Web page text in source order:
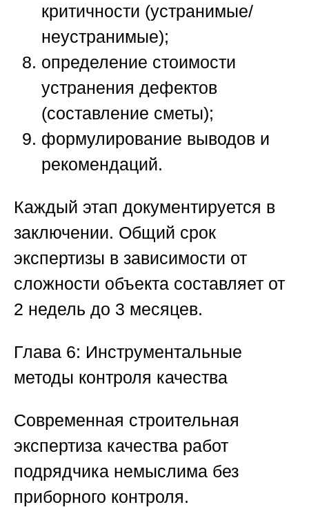
критичности (устранимые/
неустранимые);
определение стоимости
устранения дефектов
(составление сметы);
формулирование выводов и
рекомендаций.
Каждый этап документируется в
заключении. Общий срок
экспертизы в зависимости от
сложности объекта составляет от
2 недель до 3 месяцев.
Глава 6: Инструментальные
методы контроля качества
Современная строительная
экспертиза качества работ
подрядчика немыслима без
приборного контроля.